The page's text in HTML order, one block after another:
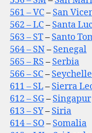
561 – VC– San
562 – LC– Santa
563 – ST– Santo
564 – SN– Senegal
565 – RS – Serbia
566 – SC–
611 – SL– Sierra
612 – SG– Singapur
613 – SY– Siria
614 – SO– Somalia